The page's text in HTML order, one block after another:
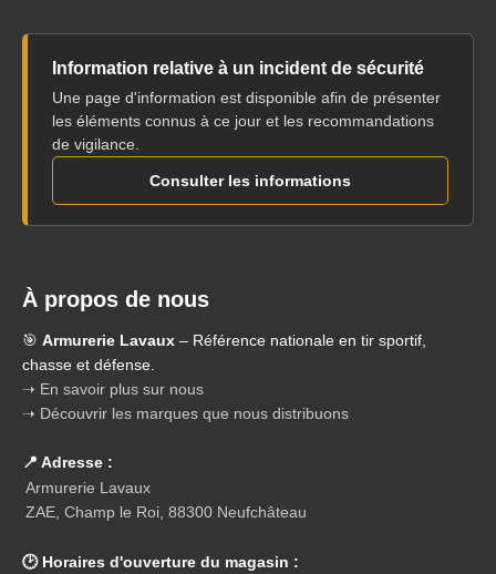
Information relative à un incident de sécurité
Une page d'information est disponible afin de présenter
les éléments connus à ce jour et les recommandations
de vigilance.
Consulter les informations
À propos de nous
🎯 Armurerie Lavaux – Référence nationale en tir sportif,
chasse et défense.
➝ En savoir plus sur nous
➝ Découvrir les marques que nous distribuons
📍 Adresse :
Armurerie Lavaux
ZAE, Champ le Roi, 88300 Neufchâteau
🕑 Horaires d'ouverture du magasin :